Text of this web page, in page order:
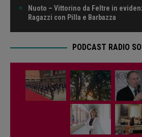
Nuoto – Vittorino da Feltre in
Ragazzi con Pilla e Barbazza
PODCAST RADIO